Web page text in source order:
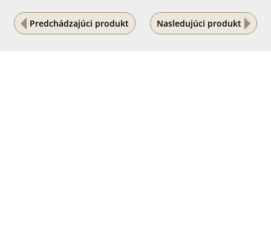
Predchádzajúci produkt Nasledujúci produkt